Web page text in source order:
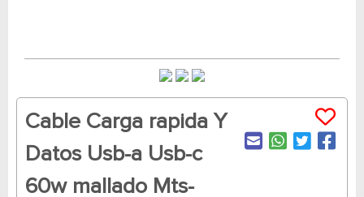
Cable Carga rapida Y
Datos Usb-a Usb-c
60w mallado Mts-